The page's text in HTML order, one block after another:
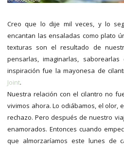
Creo que lo dije mil veces, y lo
encantan las ensaladas como plato
texturas son el resultado de
pensarlas, imaginarlas,
inspiración fue la mayonesa de
Joint.
Nuestra relación con el cilantro no
vivimos ahora. Lo odiábamos, el olor,
rechazo. Pero después de nuestro
enamorados. Entonces cuando
que almorzaríamos este lunes de